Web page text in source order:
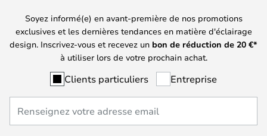
Soyez informé(e) en avant-première de nos promotions
exclusives et les dernières tendances en matière d'éclairage
design. Inscrivez-vous et recevez un bon de réduction de 20 €*
à utiliser lors de votre prochain achat.
Clients particuliers Entreprise